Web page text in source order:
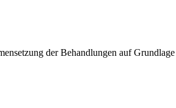
der Behandlungen auf